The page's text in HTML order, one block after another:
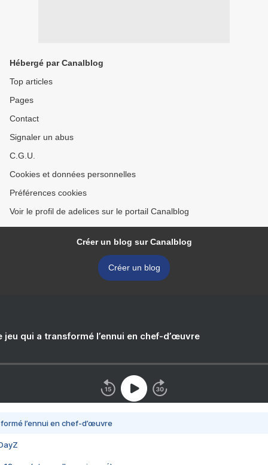
Hébergé par Canalblog
Top articles
Pages
Contact
Signaler un abus
C.G.U.
Cookies et données personnelles
Préférences cookies
Voir le profil de adelices sur le portail Canalblog
Créer un blog sur Canalblog
Créer un blog
jeu qui a transformé l’ennui en chef-d’œuvre
l’ennui en chef-d’œuvre